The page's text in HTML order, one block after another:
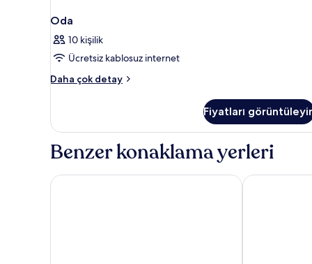
Oda
10 kişilik
Ücretsiz kablosuz internet
Daha çok detay
Oda
detay
Fiyatları
Benzer konaklama yerleri
Ala Moana Hotel by Mantra Best